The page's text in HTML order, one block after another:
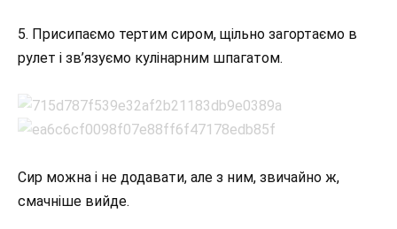
5. Присипаємо тертим сиром, щільно загортаємо в
рулет і зв’язуємо кулінарним шпагатом.
Сир можна і не додавати, але з ним, звичайно ж,
смачніше вийде.